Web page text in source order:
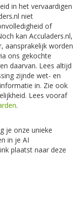
in het vervaardigen
niet
of
kan Acculaders.nl,
aansprakelijk worden
ons gekochte
daarvan. Lees altijd
zijnde wet- en
in. Zie ook
Lees vooraf
.
je onze unieke
in je AI
plaatst naar deze